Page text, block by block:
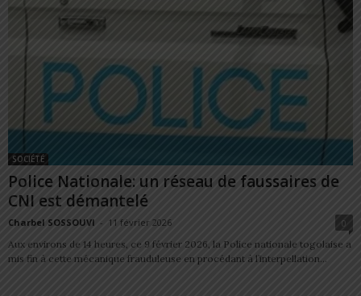
SOCIÉTÉ
Police Nationale: un réseau de faussaires de
CNI est démantelé
Charbel SOSSOUVI - 11 février 2026
0
Aux environs de 14 heures, ce 9 février 2026, la Police nationale togolaise a
mis fin à cette mécanique frauduleuse en procédant à l’interpellation...